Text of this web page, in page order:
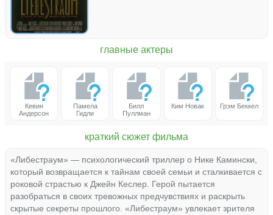
главные актеры
Кевин
Андерсон
Памела
Гидли
Билл
Пуллман
Ким Новак Грэм Беккел
краткий сюжет фильма
«Либестраум» — психологический триллер о Нике Камински,
который возвращается к тайнам своей семьи и сталкивается с
роковой страстью к Джейн Кеслер. Герой пытается
разобраться в своих тревожных предчувствиях и раскрыть
скрытые секреты прошлого. «Либестраум» увлекает зрителя